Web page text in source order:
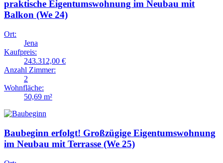
praktische Eigentumswohnung im Neubau mit
Balkon (We 24)
Ort:
Jena
Kaufpreis:
243.312,00 €
Anzahl Zimmer:
2
Wohnfläche:
50,69 m²
Baubeginn erfolgt! Großzügige Eigentumswohnung
im Neubau mit Terrasse (We 25)